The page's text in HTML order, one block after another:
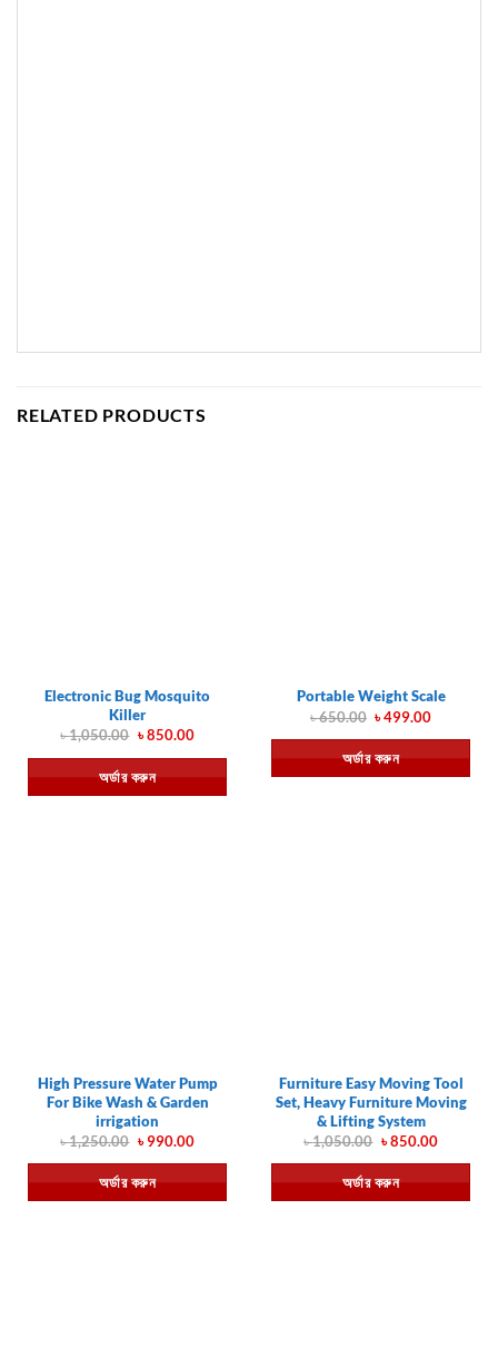
RELATED PRODUCTS
Electronic Bug Mosquito
Killer
৳1,050.00 Original
was:
৳ 1,050.00.
৳850.00Current
is:
৳ 850.00.
অর্ডার করুন
Portable Weight Scale
৳650.00 Original
was:
৳ 650.00.
৳499.00Current
is:
৳ 499.00.
অর্ডার করুন
High Pressure Water Pump
For Bike Wash & Garden
irrigation
৳1,250.00 Original
was:
৳ 1,250.00.
৳990.00Current
is:
৳ 990.00.
অর্ডার করুন
Furniture Easy Moving Tool
Set, Heavy Furniture Moving
& Lifting System
৳1,050.00 Original
was:
৳ 1,050.00.
৳850.00Current
is:
৳ 850.00.
অর্ডার করুন